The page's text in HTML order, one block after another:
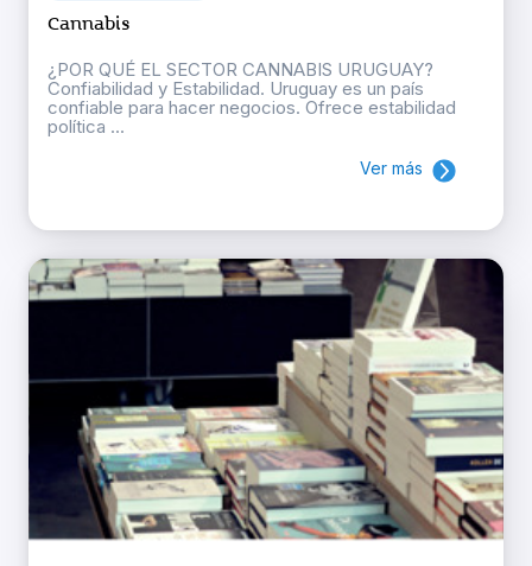
Cannabis
¿POR QUÉ EL SECTOR CANNABIS URUGUAY?
Confiabilidad y Estabilidad. Uruguay es un país
confiable para hacer negocios. Ofrece estabilidad
política ...
Ver más